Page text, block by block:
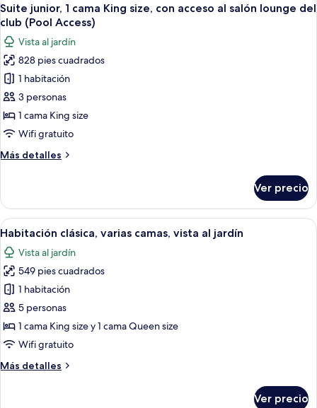
lounge
del
club,
vista
al
océano
cama
King
con
acceso
al
salón
lounge
club,
vista
océano
todas
las
fotos
de
Suite
junior,
1
cama
size,
al
salón
lounge
del
club
(Pool
Access)
12
Suite junior, 1 cama King size, con acceso al salón lounge del
club (Pool Access)
Vista al jardín
828 pies cuadrados
1 habitación
3 personas
1 cama King size
Wifi gratuito
Más detalles
Más
junior,
cama
size,
con
acceso
al
salón
lounge
del
club
Access)
Ver precio
Abrir
todas
las
fotos
de
Habitación
clásica,
varias
camas,
vista
Habitación de hotel con dos camas,
6
Habitación clásica, varias camas, vista al jardín
Vista al jardín
549 pies cuadrados
1 habitación
5 personas
1 cama King size y 1 cama Queen size
Wifi gratuito
Más detalles
Más
Ver precio